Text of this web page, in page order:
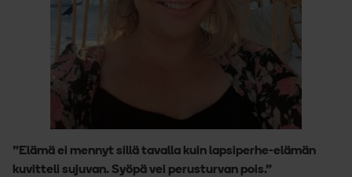
”Elämä ei mennyt sillä tavalla kuin lapsiperhe-elämän
kuvitteli sujuvan. Syöpä vei perusturvan pois.”